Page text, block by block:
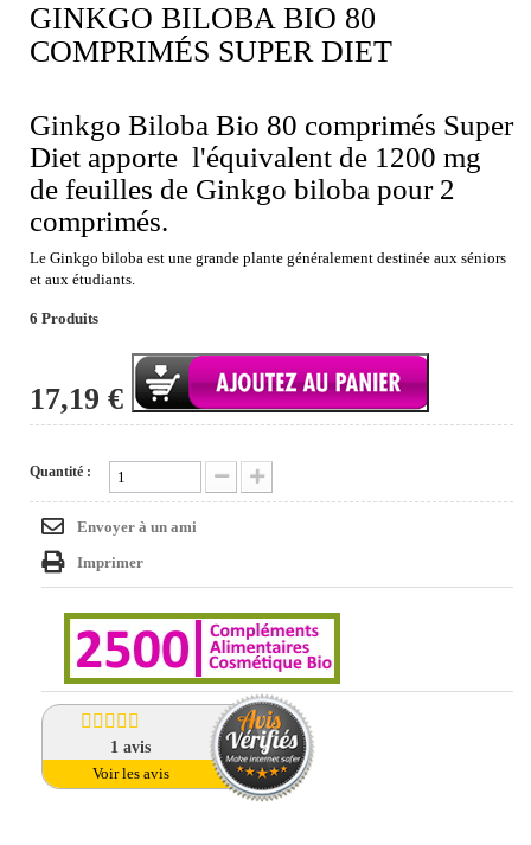
GINKGO BILOBA BIO 80
COMPRIMÉS SUPER DIET
Ginkgo Biloba Bio 80 comprimés Super
Diet apporte l'équivalent de 1200 mg
de feuilles de Ginkgo biloba pour 2
comprimés.
Le Ginkgo biloba est une grande plante généralement destinée aux séniors
et aux étudiants.
6 Produits
17,19 €
Quantité :
Envoyer à un ami
Imprimer
1avis
Voir les avis